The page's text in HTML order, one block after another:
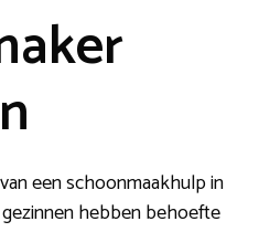
een schoonmaakhulp in
hebben behoefte